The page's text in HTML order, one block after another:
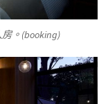
。(booking)